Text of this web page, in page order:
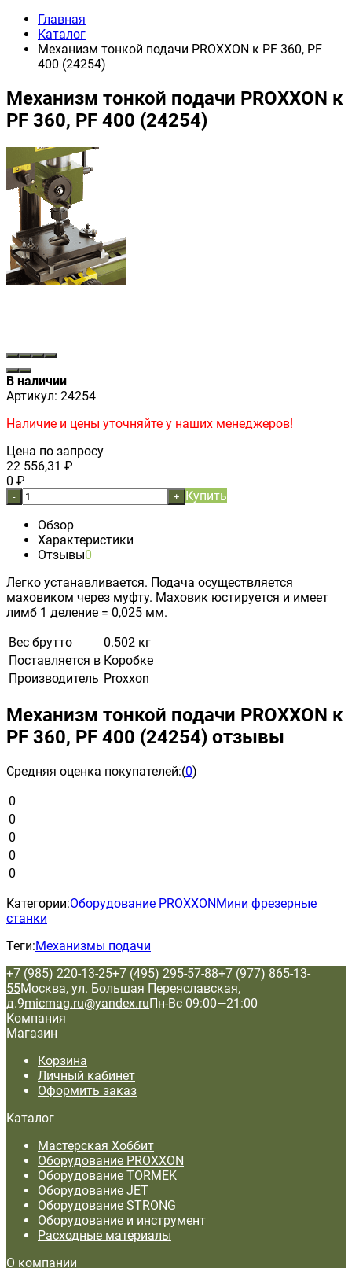
Главная
Каталог
Механизм тонкой подачи PROXXON к РF 360, PF
400 (24254)
Механизм тонкой подачи PROXXON к
РF 360, PF 400 (24254)
В наличии
Артикул: 24254
Наличие и цены уточняйте у наших менеджеров!
Цена по запросу
22 556,31 ₽
0 ₽
- + Купить
Обзор
Характеристики
Отзывы0
Легко устанавливается. Подача осуществляется
маховиком через муфту. Маховик юстируется и имеет
лимб 1 деление = 0,025 мм.
Вес брутто
0.502 кг
Поставляется в Коробке
Производитель Proxxon
Механизм тонкой подачи PROXXON к
РF 360, PF 400 (24254) отзывы
Средняя оценка покупателей:(0)
0
0
0
0
0
Категории:Оборудование PROXXONМини фрезерные
станки
Теги:Механизмы подачи
+7 (985) 220-13-25+7 (495) 295-57-88+7 (977) 865-13-
55Москва, ул. Большая Переяславская,
д.9micmag.ru@yandex.ruПн-Вс 09:00—21:00
Компания
Магазин
Корзина
Личный кабинет
Оформить заказ
Каталог
Мастерская Хоббит
Оборудование PROXXON
Оборудование TORMEK
Оборудование JET
Оборудование STRONG
Оборудование и инструмент
Расходные материалы
О компании